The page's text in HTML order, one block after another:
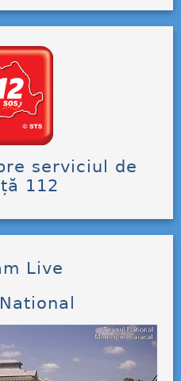
serviciul de
112
Live